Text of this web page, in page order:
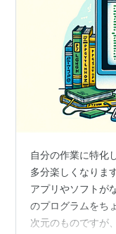
自分の作業に特化
多分楽しくなりま
アプリやソフトが
のプログラムをち
次元のものですが